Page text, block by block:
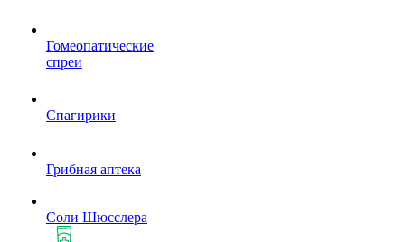
Гомеопатические
спреи
Спагирики
Грибная аптека
Соли Шюсслера